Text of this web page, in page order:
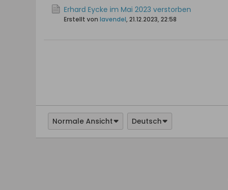
Erhard Eycke im Mai 2023 verstorben
Erstellt von lavendel, 21.12.2023, 22:58
Normale Ansicht Deutsch